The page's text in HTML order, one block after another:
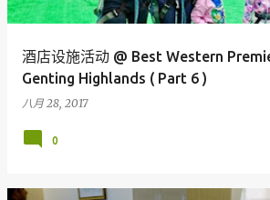
酒店设施活动 @ Best Western
Genting Highlands ( Part 6 )
八月 28, 2017
0